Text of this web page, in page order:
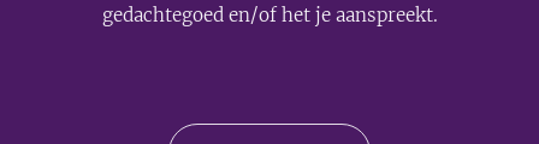
gedachtegoed en/of het je aanspreekt.